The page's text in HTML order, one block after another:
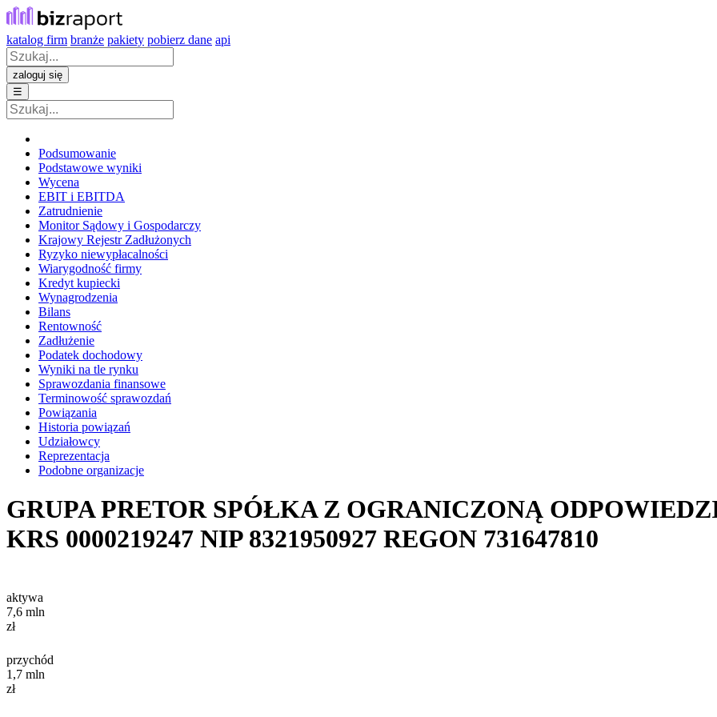
katalog firm branże pakiety pobierz dane api
zaloguj się
☰
Podsumowanie
Podstawowe wyniki
Wycena
EBIT i EBITDA
Zatrudnienie
Monitor Sądowy i Gospodarczy
Krajowy Rejestr Zadłużonych
Ryzyko niewypłacalności
Wiarygodność firmy
Kredyt kupiecki
Wynagrodzenia
Bilans
Rentowność
Zadłużenie
Podatek dochodowy
Wyniki na tle rynku
Sprawozdania finansowe
Terminowość sprawozdań
Powiązania
Historia powiązań
Udziałowcy
Reprezentacja
Podobne organizacje
GRUPA PRETOR SPÓŁKA Z OGRANICZONĄ
KRS 0000219247 NIP 8321950927 REGON 731647810
aktywa
7,6 mln
zł
przychód
1,7 mln
zł